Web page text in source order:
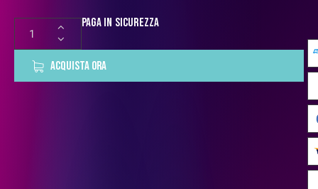
ACQUISTA ORA
Paga in sicurezza